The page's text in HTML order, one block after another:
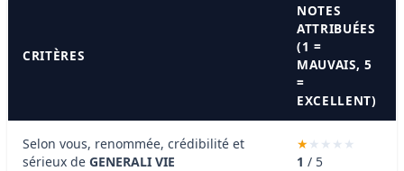
CRITÈRES
NOTES
ATTRIBUÉES
(1 =
MAUVAIS, 5
=
EXCELLENT)
Selon vous, renommée, crédibilité et
sérieux de GENERALI VIE 1 / 5